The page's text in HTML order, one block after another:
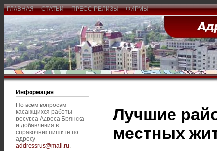
ГЛАВНАЯ СТАТЬИ ПРЕСС-РЕЛИЗЫ ФИРМЫ
Информация
По всем вопросам
касающихся работы
ресурса Адреса Брянска
и добавления в
справочник пишите по
адресу
addressrus@mail.ru.
Лучшие
местных